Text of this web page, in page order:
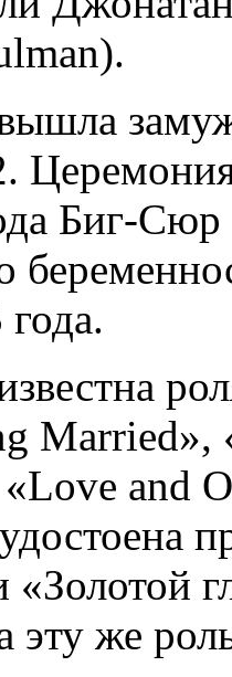
Биг-
Married»,
and
«Золотой
эту же